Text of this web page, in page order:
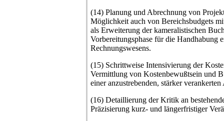
(14) Planung und Abrechnung von
Möglichkeit auch von Bereichsbudgets
als Erweiterung der kameralistischen
Vorbereitungsphase für die Handhabung
Rechnungswesens.
(15) Schrittweise Intensivierung der
Vermittlung von Kostenbewußtsein und
einer anzustrebenden, stärker
(16) Detaillierung der Kritik an
Präzisierung kurz- und längerfristiger